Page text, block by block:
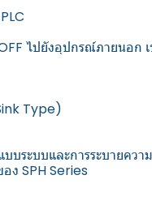
ไปยังอุปกรณ์ภายนอก เ
Type)
ระบบและการระบายควา
ง SPH Series